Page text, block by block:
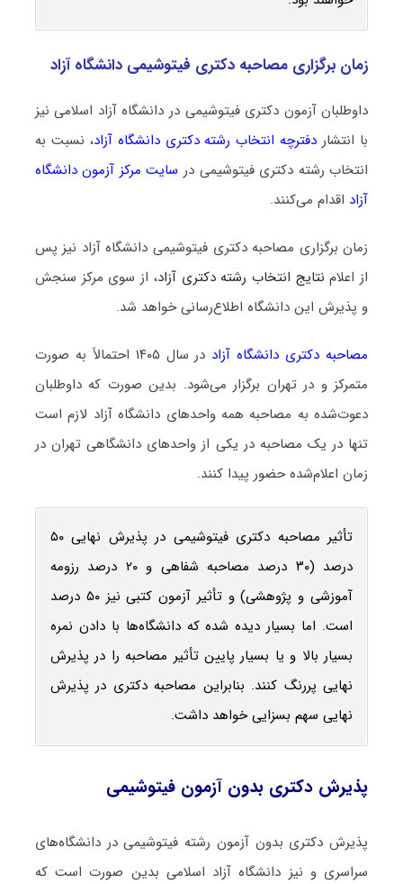
زمان برگزاری مصاحبه دکتری فیتوشیمی دانشگاه آزاد
داوطلبان آزمون دکتری فیتوشیمی در دانشگاه آزاد اسلامی نیز
با انتشار دفترچه انتخاب رشته دکتری دانشگاه آزاد، نسبت به
انتخاب رشته دکتری فیتوشیمی در سایت مرکز آزمون دانشگاه
آزاد اقدام می‌کنند.
زمان برگزاری مصاحبه دکتری فیتوشیمی دانشگاه آزاد نیز پس
از اعلام نتایج انتخاب رشته دکتری آزاد، از سوی مرکز سنجش
و پذیرش این دانشگاه اطلاع‌رسانی خواهد شد.
مصاحبه دکتری دانشگاه آزاد
در سال ۱۴۰۵ احتمالاً به صورت
متمرکز و در تهران برگزار می‌شود. بدین صورت که داوطلبان
دعوت‌شده به مصاحبه همه واحدهای دانشگاه آزاد لازم است
تنها در یک مصاحبه در یکی از واحدهای دانشگاهی تهران در
زمان اعلام‌شده حضور پیدا کنند.
تأثیر مصاحبه دکتری فیتوشیمی در پذیرش نهایی ۵۰
درصد (۳۰ درصد مصاحبه شفاهی و ۲۰ درصد رزومه
آموزشی و پژوهشی) و تأثیر آزمون کتبی نیز ۵۰ درصد
است. اما بسیار دیده شده که دانشگاه‌ها با دادن نمره
بسیار بالا و یا بسیار پایین تأثیر مصاحبه را در پذیرش
نهایی پررنگ کنند. بنابراین مصاحبه دکتری در پذیرش
نهایی سهم بسزایی خواهد داشت.
پذیرش دکتری بدون آزمون فیتوشیمی
پذیرش دکتری بدون آزمون رشته فیتوشیمی در دانشگاه‌های
سراسری و نیز دانشگاه آزاد اسلامی بدین صورت است که